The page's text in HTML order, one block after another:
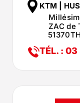
KTM |
ZAC de
51370
TÉL. :